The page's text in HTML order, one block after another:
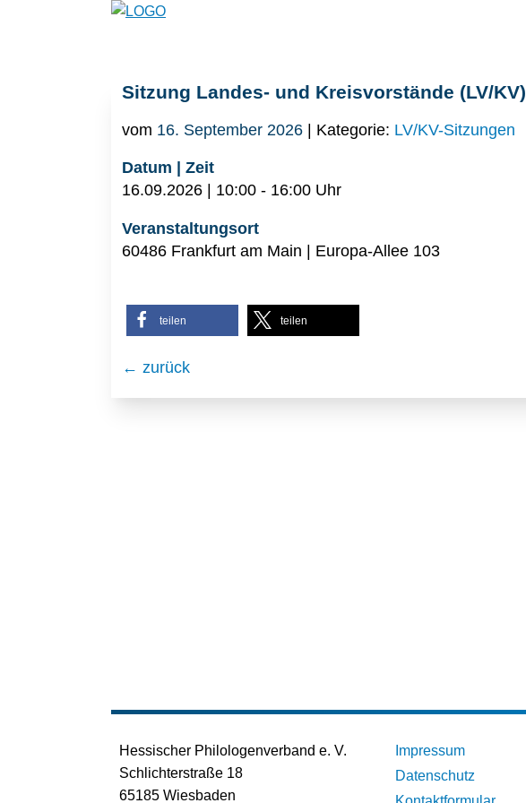
Sitzung Landes- und Kreisvorstände (LV/KV)
vom 16. September 2026 | Kategorie: LV/KV-Sitzungen
Datum | Zeit
16.09.2026 | 10:00 - 16:00 Uhr
Veranstaltungsort
60486 Frankfurt am Main | Europa-Allee 103
teilen teilen
← zurück
Hessischer Philologenverband e. V.
Schlichterstraße 18
65185 Wiesbaden
Impressum
Datenschutz